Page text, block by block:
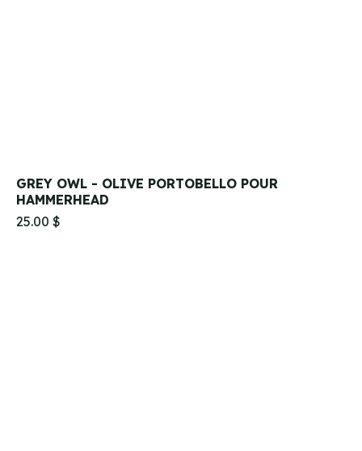
GREY OWL - OLIVE PORTOBELLO POUR
HAMMERHEAD
25.00 $